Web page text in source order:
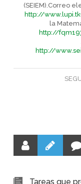
(SEIEM).Correo
http://
la
http://
http://
Tareas que